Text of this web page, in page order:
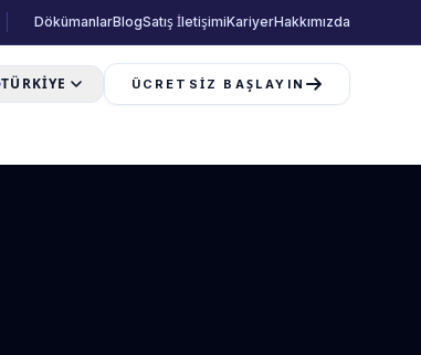
DökümanlarBlogSatış İletişimiKariyerHakkımızda
TÜRKIYE ÜCRETSIZ BAŞLAYIN